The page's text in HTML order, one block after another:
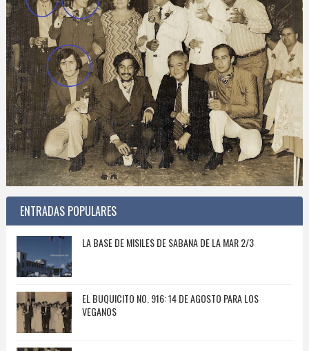
ENTRADAS POPULARES
LA BASE DE MISILES DE SABANA DE LA MAR 2/3
EL BUQUICITO NO. 916: 14 DE AGOSTO PARA LOS
VEGANOS